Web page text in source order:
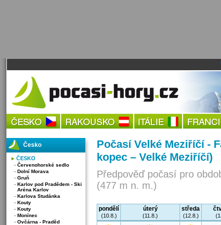
Počasí Velké Meziříčí -
kopec – Velké Meziříčí)
Předpověď počasí pro
(477 m n. m.)
pondělí
(10.8.)
úterý
(11.8.)
středa
(12.8.)
Česko
ČESKO
Červenohorské sedlo
Dolní Morava
Gruň
Karlov pod Pradědem - Ski
Aréna Karlov
Karlova Studánka
Kouty
Kouty
Monínec
Ovčárna - Praděd